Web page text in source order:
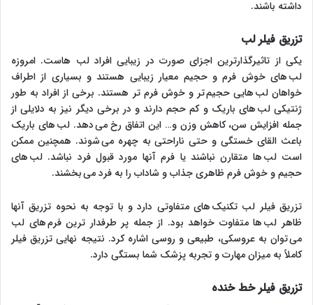
داشته باشند.
تزریق فیلر لب
یکی از تاثیرگذارترین اجزای صورت در زیبایی افراد لب هاست. امروزه
لب های خوش فرم و حجیم معیار زیبایی هستند و بسیاری از اطراف
خواهان لب هایی حجیم تر و خوش فرم تر هستند. برخی از افراد به طور
ژنتیکی لب های باریک و کم حجم دارند و در برخی دیگر نیز به دلایلی از
جمله افزایش سن، کاهش وزن و… این اتفاق رخ می دهد. لب های باریک
باعث القای خستگی و حتی ناراحتی به چهره می شوند. همچنین ممکن
است لب ها متقارن نباشند یا فرم آنها مورد قبول فرد نباشد. لب های
حجیم و خوش فرم ظاهری جذاب و شاداب را به فرد می بخشند.
تزریق فیلر لب تکنیک های متفاوتی دارد و با توجه به نحوه تزریق آنها
ظاهر لب ها متفاوت خواهد بود. از جمله پر طرفدار ترین فرم های لب
می توان به عروسکی، طبیعی و روسی اشاره کرد. نتیجه نهایی تزریق فیلر
کاملاً به میزان مهارت و تجربه پزشک شما بستگی دارد.
تزریق فیلر خط خنده